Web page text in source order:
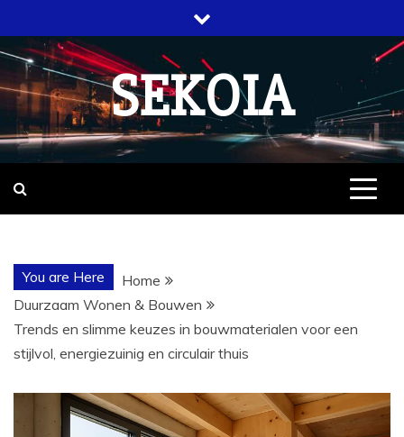
to
content
SEKOIA
You are Here
Home
Duurzaam Wonen & Bouwen
Trends en slimme keuzes in bouwmaterialen voor een
stijlvol, energiezuinig en circulair thuis